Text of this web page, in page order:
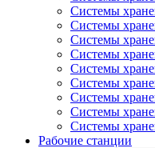
Системы
Системы
Системы
Системы
Системы
Системы
Системы
Системы
Системы
Рабочие станции